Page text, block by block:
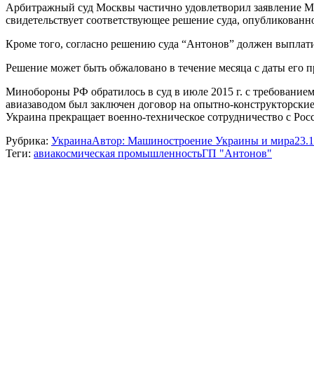
Арбитражный суд Москвы частично удовлетворил заявление
свидетельствует соответствующее решение суда,
Кроме того, согласно решению суда “Антонов” должен
Решение может быть обжаловано в течение месяца с даты его
Минобороны РФ обратилось в суд в июле 2015 г. с
авиазаводом был заключен договор на опытно-
Украина прекращает военно-техническое сотрудничество с
Рубрика: УкраинаАвтор: Машиностроение Украины и мира
Теги: авиакосмическая промышленностьГП "Антонов"